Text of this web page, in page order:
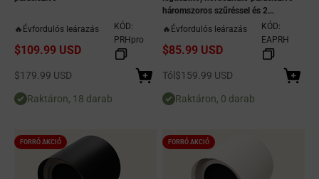
🔥Évfordulós leárazás
$109.99 USD
KÓD:
PRHpro
Eladási ár
$179.99 USD
Raktáron, 18 darab
háromszoros szűréssel és 2
sebességes elszívóventilátorral -
🔥Évfordulós leárazás
$85.99 USD
KÓD:
EAPRH
Eladási ár
Tól $159.99 USD
Raktáron, 0 darab
FORRÓ AKCIÓ FORRÓ AKCIÓ